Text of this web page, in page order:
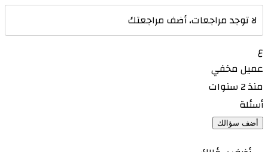
لا توجد مراجعات، أضف مراجعتك
ع
عميل مخفي
منذ 2 سنوات
أسئلة
أضف سؤالك